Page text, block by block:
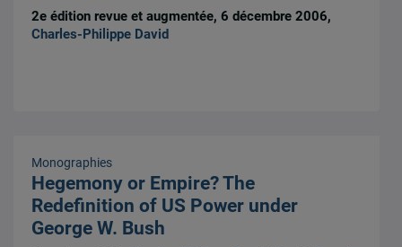
2e édition revue et augmentée, 6 décembre 2006,
Charles-Philippe David
Monographies
Hegemony or Empire? The
Redefinition of US Power under
George W. Bush